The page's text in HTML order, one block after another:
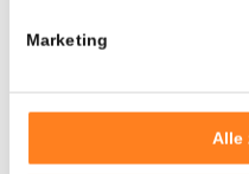
Marketing
Alle
Bitvavo in
gültig.